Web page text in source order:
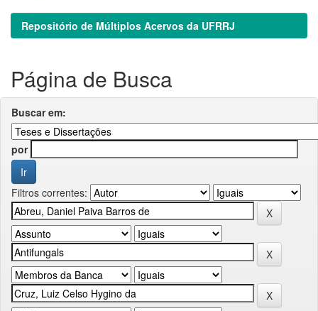
Repositório de Múltiplos Acervos da UFRRJ
Página de Busca
Buscar em:
por
Filtros correntes: